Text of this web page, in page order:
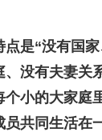
是“没有国家
没有夫妻关
个小的大家庭
员共同生活在